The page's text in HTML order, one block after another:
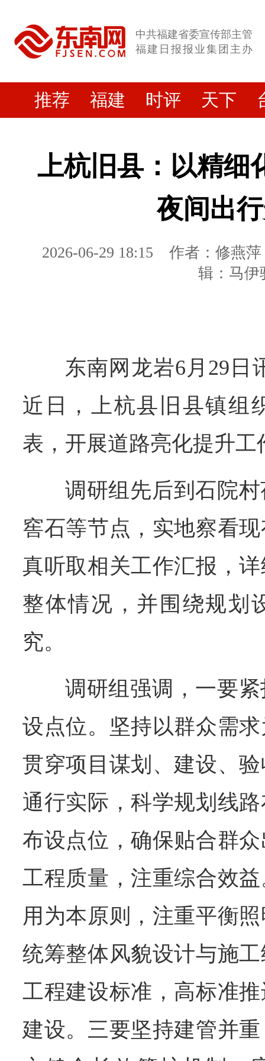
中共福建省委宣传部主管
福建日报报业集团主办
推荐 福建 时评 天下
上杭旧县：以精细
夜间出
2026-06-29 18:15
作者：修燕萍
辑：马伊
东南网龙岩6月29日
近日，上杭县旧县镇组
表，开展道路亮化提升工
调研组先后到石院
窖石等节点，实地察看
真听取相关工作汇报，
整体情况，并围绕规划
究。
调研组强调，一要
设点位。坚持以群众需
贯穿项目谋划、建设、
通行实际，科学规划线
布设点位，确保贴合群
工程质量，注重综合效
用为本原则，注重平衡
统筹整体风貌设计与施
工程建设标准，高标准
建设。三要坚持建管并